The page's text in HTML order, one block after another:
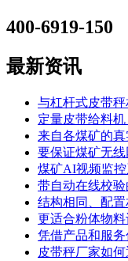
400-6919-150
最新资讯
与杠杆式皮带秤
定量皮带给料
来自各煤矿的真
要保证煤矿无
煤矿AI视频监控
带自动在线校验
结构相同、配置
更适合粉体物
凭借产品和服
皮带秤厂家如何